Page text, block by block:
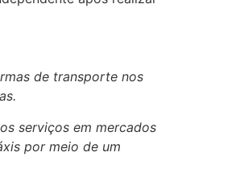
de transporte nos
serviços em mercados
por meio de um